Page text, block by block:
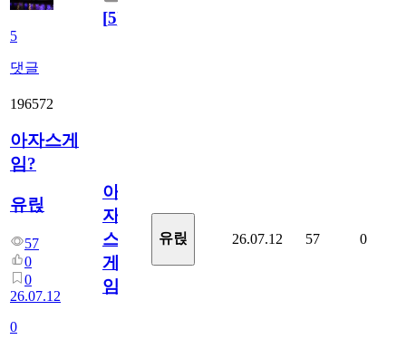
5
댓글
[5]
196572
아자스게
임?
유릱
57
0
0
26.07.12
0
아
자
스
게
임?
유릱 26.07.12 57 0